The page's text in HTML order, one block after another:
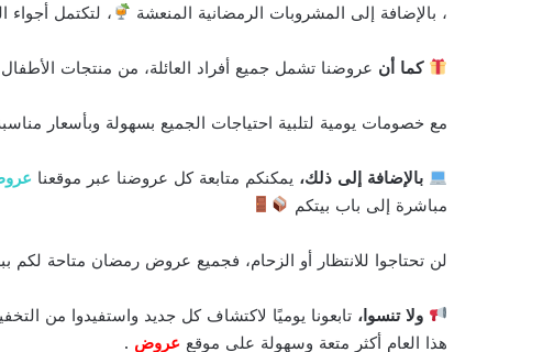
، بالإضافة إلى المشروبات الرمضانية المنعشة
، لتكتمل
كما أن عروضنا تشمل جميع أفراد العائلة، من منتجات الأطفال
مع خصومات يومية لتلبية احتياجات الجميع بسهولة وبأسعار
بالإضافة إلى ذلك، يمكنكم متابعة كل عروضنا عبر موقعنا
مباشرة إلى باب بيتكم
لن تحتاجوا للانتظار أو الزحام، فجميع عروض رمضان متاحة لكم
ولا تنسوا، تابعونا يوميًا لاكتشاف كل جديد واستفيدوا من
هذا العام أكثر متعة وسهولة على موقع عروض .